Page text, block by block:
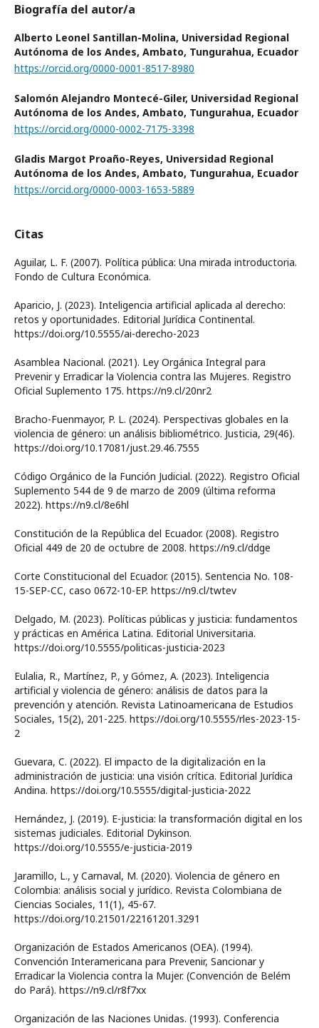
Biografía del autor/a
Alberto Leonel Santillan-Molina, Universidad Regional
Autónoma de los Andes, Ambato, Tungurahua, Ecuador
https://orcid.org/0000-0001-8517-8980
Salomón Alejandro Montecé-Giler, Universidad Regional
Autónoma de los Andes, Ambato, Tungurahua, Ecuador
https://orcid.org/0000-0002-7175-3398
Gladis Margot Proaño-Reyes, Universidad Regional
Autónoma de los Andes, Ambato, Tungurahua, Ecuador
https://orcid.org/0000-0003-1653-5889
Citas
Aguilar, L. F. (2007). Política pública: Una mirada introductoria.
Fondo de Cultura Económica.
Aparicio, J. (2023). Inteligencia artificial aplicada al derecho:
retos y oportunidades. Editorial Jurídica Continental.
https://doi.org/10.5555/ai-derecho-2023
Asamblea Nacional. (2021). Ley Orgánica Integral para
Prevenir y Erradicar la Violencia contra las Mujeres. Registro
Oficial Suplemento 175. https://n9.cl/20nr2
Bracho-Fuenmayor, P. L. (2024). Perspectivas globales en la
violencia de género: un análisis bibliométrico. Justicia, 29(46).
https://doi.org/10.17081/just.29.46.7555
Código Orgánico de la Función Judicial. (2022). Registro Oficial
Suplemento 544 de 9 de marzo de 2009 (última reforma
2022). https://n9.cl/8e6hl
Constitución de la República del Ecuador. (2008). Registro
Oficial 449 de 20 de octubre de 2008. https://n9.cl/ddge
Corte Constitucional del Ecuador. (2015). Sentencia No. 108-
15-SEP-CC, caso 0672-10-EP. https://n9.cl/twtev
Delgado, M. (2023). Políticas públicas y justicia: fundamentos
y prácticas en América Latina. Editorial Universitaria.
https://doi.org/10.5555/politicas-justicia-2023
Eulalia, R., Martínez, P., y Gómez, A. (2023). Inteligencia
artificial y violencia de género: análisis de datos para la
prevención y atención. Revista Latinoamericana de Estudios
Sociales, 15(2), 201-225. https://doi.org/10.5555/rles-2023-15-
2
Guevara, C. (2022). El impacto de la digitalización en la
administración de justicia: una visión crítica. Editorial Jurídica
Andina. https://doi.org/10.5555/digital-justicia-2022
Hernández, J. (2019). E-justicia: la transformación digital en los
sistemas judiciales. Editorial Dykinson.
https://doi.org/10.5555/e-justicia-2019
Jaramillo, L., y Carnaval, M. (2020). Violencia de género en
Colombia: análisis social y jurídico. Revista Colombiana de
Ciencias Sociales, 11(1), 45-67.
https://doi.org/10.21501/22161201.3291
Organización de Estados Americanos (OEA). (1994).
Convención Interamericana para Prevenir, Sancionar y
Erradicar la Violencia contra la Mujer. (Convención de Belém
do Pará). https://n9.cl/r8f7xx
Organización de las Naciones Unidas. (1993). Conferencia